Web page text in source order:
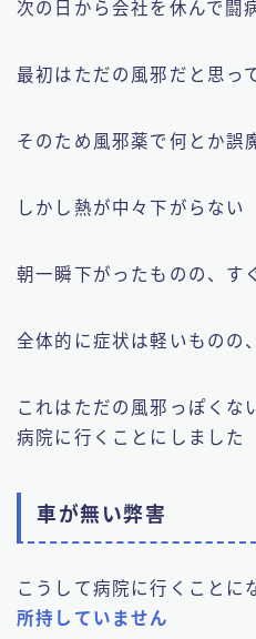
次の日から会社を休んで闘
最初はただの風邪だと思っ
そのため風邪薬で何とか誤
しかし熱が中々下がらない
朝一瞬下がったものの、す
全体的に症状は軽いものの
これはただの風邪っぽくな
病院に行くことにしました
車が無い弊害
こうして病院に行くことに
所持していません